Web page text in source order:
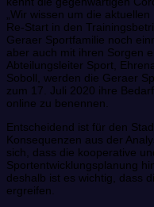
„Wir wissen um die
Re-Start in den
Geraer Sportfamilie noch
aber auch mit ihren Sorgen
Abteilungsleiter Sport,
Soboll, werden die Geraer
zum 17. Juli 2020 ihre
online zu benennen.
Entscheidend ist für den
Konsequenzen aus der
sich, dass die kooperative
Sportentwicklungsplanung
deshalb ist es wichtig, dass
ergreifen.